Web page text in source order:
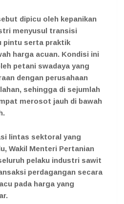
dipicu oleh kepanikan
menyusul transisi
pintu serta praktik
harga acuan. Kondisi ini
petani swadaya yang
dengan perusahaan
sehingga di sejumlah
merosot jauh di bawah
lintas sektoral yang
Wakil Menteri Pertanian
pelaku industri sawit
perdagangan secara
pada harga yang